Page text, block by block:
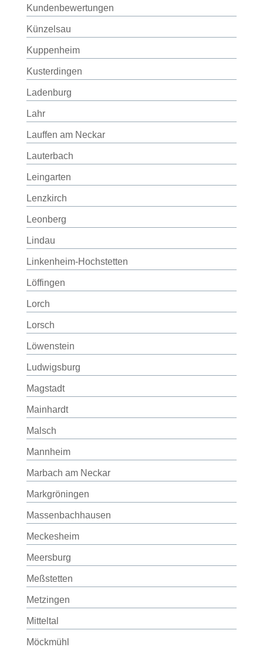
Kundenbewertungen
Künzelsau
Kuppenheim
Kusterdingen
Ladenburg
Lahr
Lauffen am Neckar
Lauterbach
Leingarten
Lenzkirch
Leonberg
Lindau
Linkenheim-Hochstetten
Löffingen
Lorch
Lorsch
Löwenstein
Ludwigsburg
Magstadt
Mainhardt
Malsch
Mannheim
Marbach am Neckar
Markgröningen
Massenbachhausen
Meckesheim
Meersburg
Meßstetten
Metzingen
Mitteltal
Möckmühl